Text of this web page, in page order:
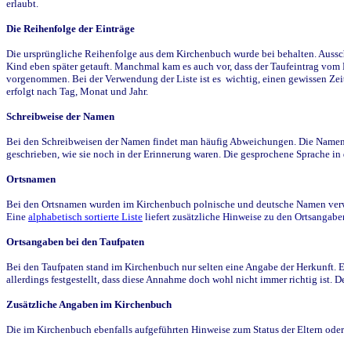
erlaubt.
Die Reihenfolge der Einträge
Die ursprüngliche Reihenfolge aus dem Kirchenbuch wurde bei behalten.
Kind eben später getauft. Manchmal kam es auch vor, dass der Taufeintrag
vorgenommen. Bei der Verwendung der Liste ist es wichtig, einen gewissen
erfolgt nach Tag, Monat und Jahr.
Schreibweise der Namen
Bei den Schreibweisen der Namen findet man häufig Abweichungen. Die
geschrieben, wie sie noch in der Erinnerung waren. Die gesprochene Sprache
Ortsnamen
Bei den Ortsnamen wurden im Kirchenbuch polnische und deutsche Namen
Eine alphabetisch sortierte Liste liefert zusätzliche Hinweise zu den
Ortsangaben bei den Taufpaten
Bei den Taufpaten stand im Kirchenbuch nur selten eine Angabe der Herkunft.
allerdings festgestellt, dass diese Annahme doch wohl nicht immer richtig ist.
Zusätzliche Angaben im Kirchenbuch
Die im Kirchenbuch ebenfalls aufgeführten Hinweise zum Status der Eltern